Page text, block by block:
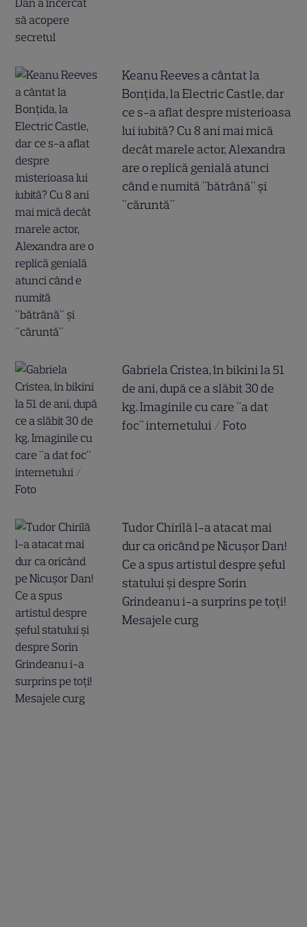
Keanu Reeves a cântat la
Bonțida, la Electric Castle, dar
ce s-a aflat despre misterioasa
lui iubită? Cu 8 ani mai mică
decât marele actor, Alexandra
are o replică genială atunci
când e numită "bătrână" și
"căruntă"
Gabriela Cristea, în bikini la 51
de ani, după ce a slăbit 30 de
kg. Imaginile cu care "a dat
foc" internetului / Foto
Tudor Chirilă l-a atacat mai
dur ca oricând pe Nicușor Dan!
Ce a spus artistul despre șeful
statului și despre Sorin
Grindeanu i-a surprins pe toți!
Mesajele curg